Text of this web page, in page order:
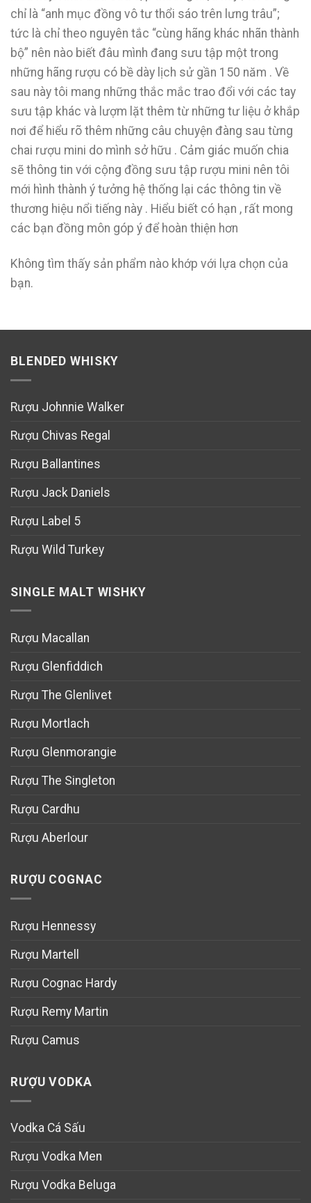
chỉ là “anh mục đồng vô tư thổi sáo trên lưng trâu”;
tức là chỉ theo nguyên tắc “cùng hãng khác nhãn thành
bộ” nên nào biết đâu mình đang sưu tập một trong
những hãng rượu có bề dày lịch sử gần 150 năm . Về
sau này tôi mang những thắc mắc trao đổi với các tay
sưu tập khác và lượm lặt thêm từ những tư liệu ở khắp
nơi để hiểu rõ thêm những câu chuyện đàng sau từng
chai rượu mini do mình sở hữu . Cảm giác muốn chia
sẽ thông tin với cộng đồng sưu tập rượu mini nên tôi
mới hình thành ý tưởng hệ thống lại các thông tin về
thương hiệu nổi tiếng này . Hiểu biết có hạn , rất mong
các bạn đồng môn góp ý để hoàn thiện hơn
Không tìm thấy sản phẩm nào khớp với lựa chọn của
bạn.
BLENDED WHISKY
Rượu Johnnie Walker
Rượu Chivas Regal
Rượu Ballantines
Rượu Jack Daniels
Rượu Label 5
Rượu Wild Turkey
SINGLE MALT WISHKY
Rượu Macallan
Rượu Glenfiddich
Rượu The Glenlivet
Rượu Mortlach
Rượu Glenmorangie
Rượu The Singleton
Rượu Cardhu
Rượu Aberlour
RƯỢU COGNAC
Rượu Hennessy
Rượu Martell
Rượu Cognac Hardy
Rượu Remy Martin
Rượu Camus
RƯỢU VODKA
Vodka Cá Sấu
Rượu Vodka Men
Rượu Vodka Beluga